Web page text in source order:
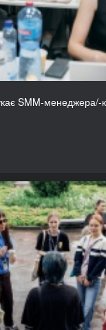
SMM-менеджера/-